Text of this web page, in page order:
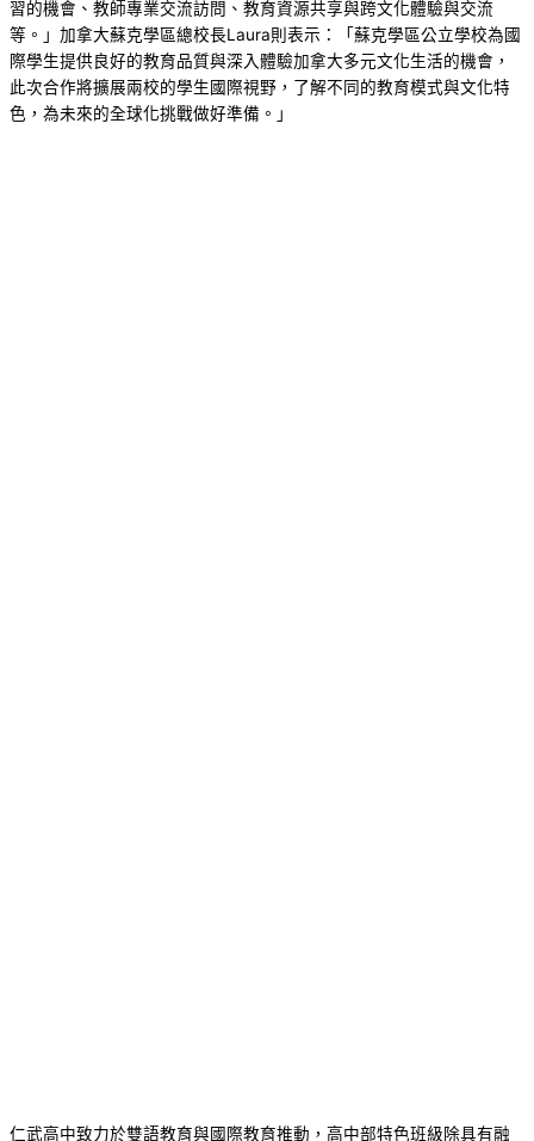
習的機會、教師專業交流訪問、教育資源共享與跨文化體驗與交流
等。」加拿大蘇克學區總校長Laura則表示：「蘇克學區公立學校為國
際學生提供良好的教育品質與深入體驗加拿大多元文化生活的機會，
此次合作將擴展兩校的學生國際視野，了解不同的教育模式與文化特
色，為未來的全球化挑戰做好準備。」
仁武高中致力於雙語教育與國際教育推動，高中部特色班級除具有融